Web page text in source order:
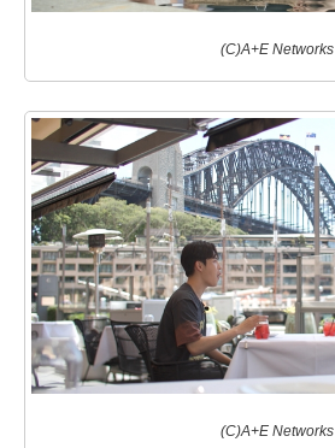
(C)A+E Networks
(C)A+E Networks